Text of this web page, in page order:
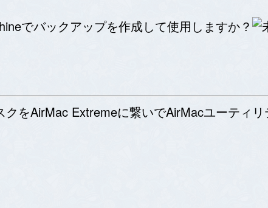
でバックアップを作成して使用しますか？
をAirMac Extremeに繋いでAirMacユーティ